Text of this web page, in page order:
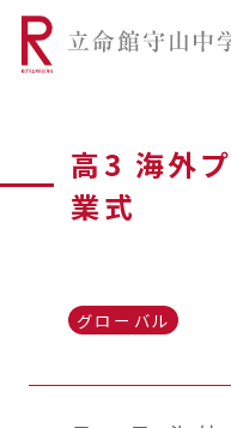
高3 海外
業式
グローバル